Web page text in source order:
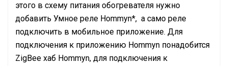
этого в схему питания обогревателя нужно
добавить Умное реле Hommyn*, а само реле
подключить в мобильное приложение. Для
подключения к приложению Hommyn понадобится
ZigBee хаб Hommyn, для подключения к